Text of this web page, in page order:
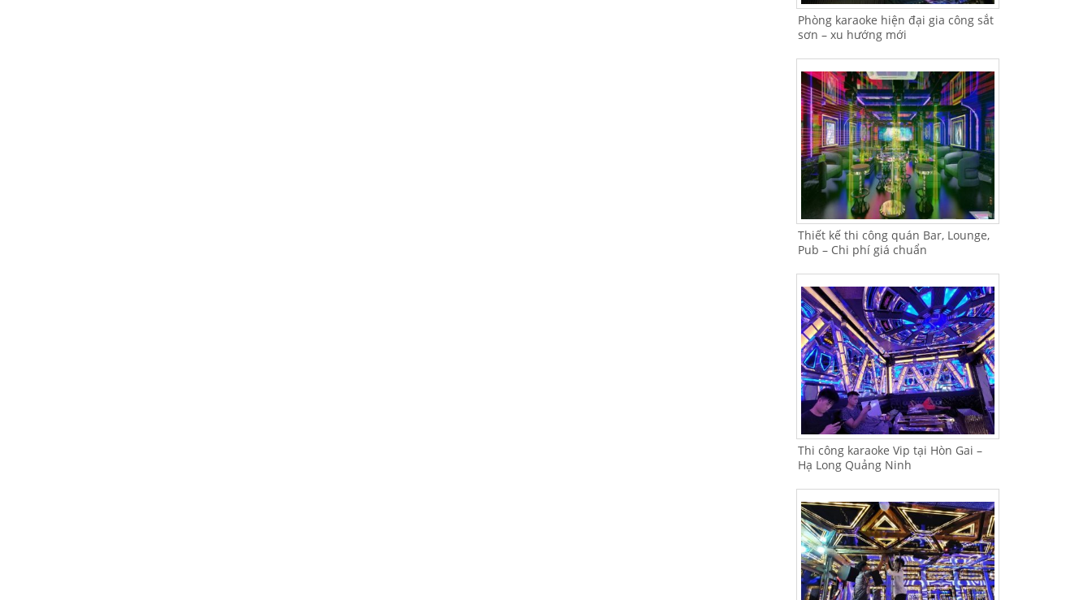
Phòng karaoke hiện đại gia công sắt
sơn – xu hướng mới
Thiết kế thi công quán Bar, Lounge,
Pub – Chi phí giá chuẩn
Thi công karaoke Vip tại Hòn Gai –
Hạ Long Quảng Ninh